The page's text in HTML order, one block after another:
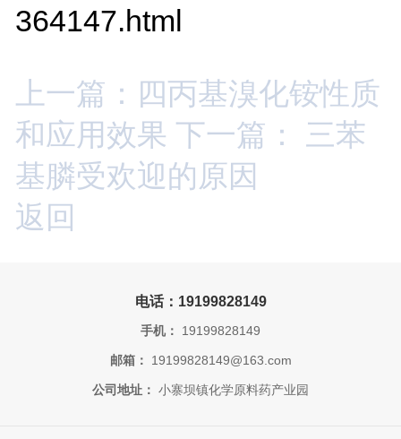
364147.html
上一篇：四丙基溴化铵性质
和应用效果 下一篇： 三苯
基膦受欢迎的原因
返回
电话：19199828149
手机： 19199828149
邮箱： 19199828149@163.com
公司地址： 小寨坝镇化学原料药产业园